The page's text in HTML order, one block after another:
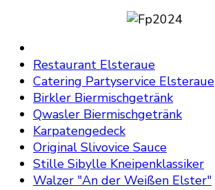
Restaurant Elsteraue
Catering Partyservice Elsteraue
Birkler Biermischgetränk
Qwasler Biermischgetränk
Karpatengedeck
Original Slivovice Sauce
Stille Sibylle Kneipenklassiker
Walzer "An der Weißen Elster"